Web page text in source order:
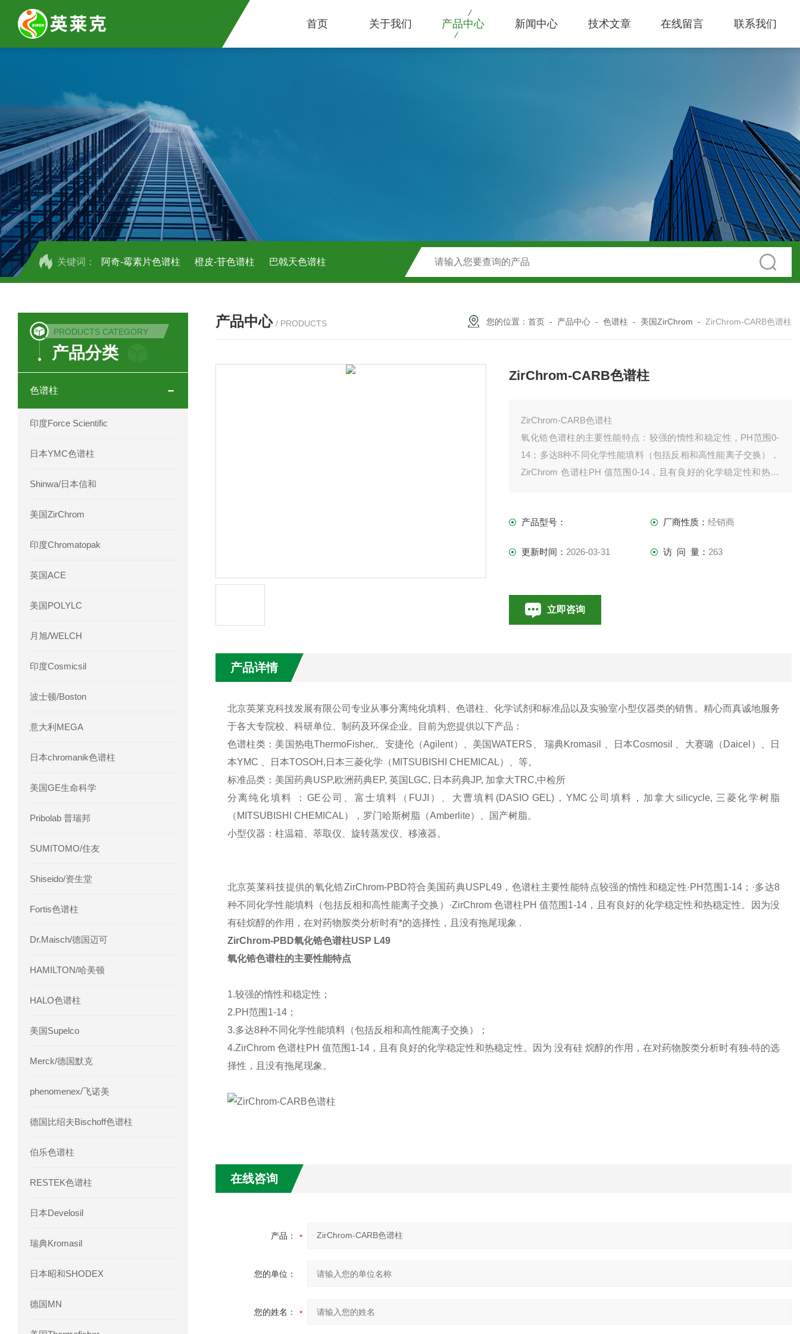
首页 关于我们 产品中心 新闻中心 技术文章 在线留言 联系我们
关键词： 阿奇-霉素片色谱柱 橙皮-苷色谱柱 巴戟天色谱柱
COSMOSIL 1.8PBr五溴苯基色谱柱 COSMOSIL 1.8PBr色谱柱
菟丝子 柠檬黄色谱柱
印度Force Scientific Rubitas色谱柱
PRODUCTS CATEGORY
产品分类
色谱柱
印度Force Scientific
日本YMC色谱柱
Shinwa/日本信和
美国ZirChrom
印度Chromatopak
英国ACE
美国POLYLC
月旭/WELCH
印度Cosmicsil
波士顿/Boston
意大利MEGA
日本chromanik色谱柱
美国GE生命科学
Pribolab 普瑞邦
SUMITOMO/住友
Shiseido/资生堂
Fortis色谱柱
Dr.Maisch/德国迈可
HAMILTON/哈美顿
HALO色谱柱
美国Supelco
Merck/德国默克
phenomenex/飞诺美
德国比绍夫Bischoff色谱柱
伯乐色谱柱
RESTEK色谱柱
日本Develosil
瑞典Kromasil
日本昭和SHODEX
德国MN
产品中心 / PRODUCTS 您的位置： 首页 - 产品中心 - 色谱柱 - 美国ZirChrom - ZirChrom-CARB色谱柱
ZirChrom-CARB色谱柱
ZirChrom-CARB色谱柱
氧化锆色谱柱的主要性能特点：较强的惰性和稳定性，PH范围0-
14；多达8种不同化学性能填料（包括反相和高性能离子交换），
ZirChrom 色谱柱PH 值范围0-14，且有良好的化学稳定性和热稳
产品型号：
厂商性质： 经销商
更新时间： 2026-03-31 访 问 量： 263
立即咨询
产品详情
北京英莱克科技发展有限公司专业从事分离纯化填料、色谱柱、化学试剂和标准品以及实验室小型仪器类的销售。精心而真诚地服务
于各大专院校、科研单位、制药及环保企业。目前为您提供以下产品：
色谱柱类：美国热电ThermoFisher,、安捷伦（Agilent）、美国WATERS、 瑞典Kromasil 、日本Cosmosil 、大赛璐（Daicel）、日
本YMC 、日本TOSOH,日本三菱化学（MITSUBISHI CHEMICAL）、等。
标准品类：美国药典USP,欧洲药典EP, 英国LGC, 日本药典JP, 加拿大TRC,中检所
分离纯化填料 ：GE公司、富士填料（FUJI）、大曹填料(DASIO GEL)，YMC公司填料，加拿大silicycle, 三菱化学树脂
（MITSUBISHI CHEMICAL），罗门哈斯树脂（Amberlite）、国产树脂。
小型仪器：柱温箱、萃取仪、旋转蒸发仪、移液器。
北京英莱科技提供的氧化锆ZirChrom-PBD符合美国药典USPL49 ，色谱柱主要性能特点较强的惰性和稳定性·PH范围 1-14 ； ·多达8
种不同化学性能填料（包括反相和高性能离子交换）
·ZirChrom 色谱柱 PH 值范围 1-14 ，且有良好的化学稳定性和热稳定性。因为没
有硅烷醇的作用，在对药物胺类分析时有*的选择性，且没有拖尾现象 .
ZirChrom-PBD氧化锆色谱柱USP L49
氧化锆色谱柱的主要性能特点
1.较强的惰性和稳定性；
2.PH范围1-14；
3.多达8种不同化学性能填料（包括反相和高性能离子交换）；
4.ZirChrom 色谱柱PH 值范围1-14，且有良好的化学稳定性和热稳定性。因为 没有硅 烷醇的作用，在对药物胺类分析时有独-特的选
择性，且没有拖尾现象。
在线咨询
产品：
您的单位：
您的姓名：